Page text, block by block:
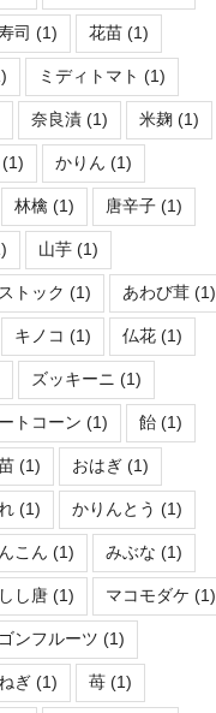
司 (1) 花苗 (1)
ミディトマト (1)
奈良漬 (1) 米麹 (1)
(1) かりん (1)
林檎 (1) 唐辛子 (1)
山芋 (1)
ストック (1) あわび茸 (1)
キノコ (1) 仏花 (1)
ズッキーニ (1)
トコーン (1) 飴 (1)
(1) おはぎ (1)
(1) かりんとう (1)
こん (1) みぶな (1)
しし唐 (1) マコモダケ (1)
ンフルーツ (1)
ぎ (1) 苺 (1)